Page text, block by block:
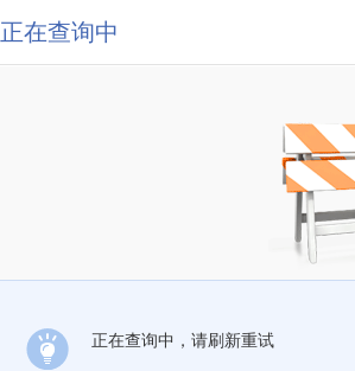
正在查询中
正在查询中，请刷新重试